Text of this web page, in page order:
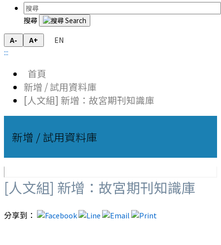
搜尋
A- A+
EN
:::
首頁
新增 / 試用資料庫
[人文組] 新增：故宮期刊知識庫
新增 / 試用資料庫
[人文組] 新增：故宮期刊知識庫
分享到：